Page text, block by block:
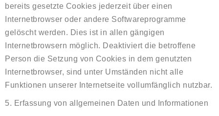
bereits gesetzte Cookies jederzeit über einen
Internetbrowser oder andere Softwareprogramme
gelöscht werden. Dies ist in allen gängigen
Internetbrowsern möglich. Deaktiviert die betroffene
Person die Setzung von Cookies in dem genutzten
Internetbrowser, sind unter Umständen nicht alle
Funktionen unserer Internetseite vollumfänglich nutzbar.
5. Erfassung von allgemeinen Daten und Informationen